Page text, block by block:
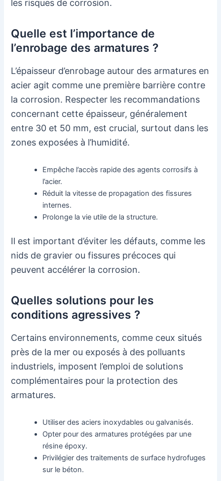
les risques de corrosion.
Quelle est l’importance de
l’enrobage des armatures ?
L’épaisseur d’enrobage autour des armatures en
acier agit comme une première barrière contre
la corrosion. Respecter les recommandations
concernant cette épaisseur, généralement
entre 30 et 50 mm, est crucial, surtout dans les
zones exposées à l’humidité.
Empêche l’accès rapide des agents corrosifs à
l’acier.
Réduit la vitesse de propagation des fissures
internes.
Prolonge la vie utile de la structure.
Il est important d’éviter les défauts, comme les
nids de gravier ou fissures précoces qui
peuvent accélérer la corrosion.
Quelles solutions pour les
conditions agressives ?
Certains environnements, comme ceux situés
près de la mer ou exposés à des polluants
industriels, imposent l’emploi de solutions
complémentaires pour la protection des
armatures.
Utiliser des aciers inoxydables ou galvanisés.
Opter pour des armatures protégées par une
résine époxy.
Privilégier des traitements de surface hydrofuges
sur le béton.